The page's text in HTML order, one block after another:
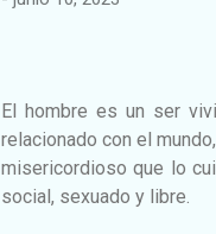
El hombre es un ser
relacionado con el
misericordioso que lo
social, sexuado y libre.